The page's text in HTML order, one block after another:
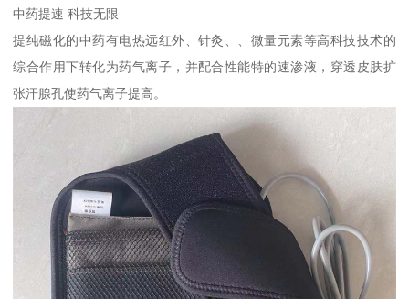
中药提速 科技无限
提纯磁化的中药有电热远红外、针灸、、微量元素等高科技技术的
综合作用下转化为药气离子，并配合性能特的速渗液，穿透皮肤扩
张汗腺孔使药气离子提高。